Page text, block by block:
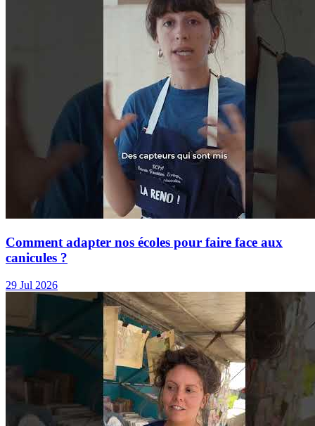
Comment adapter nos écoles pour faire face aux
canicules ?
29 Jul 2026